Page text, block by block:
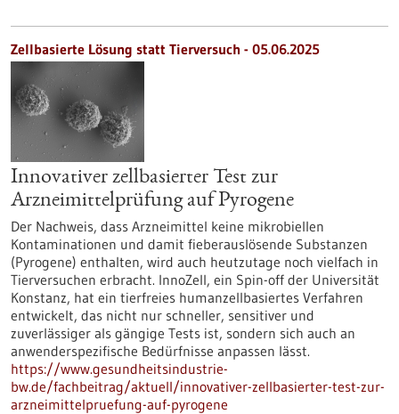
Zellbasierte Lösung statt Tierversuch - 05.06.2025
Innovativer zellbasierter Test zur
Arzneimittelprüfung auf Pyrogene
Der Nachweis, dass Arzneimittel keine mikrobiellen
Kontaminationen und damit fieberauslösende Substanzen
(Pyrogene) enthalten, wird auch heutzutage noch vielfach in
Tierversuchen erbracht. InnoZell, ein Spin-off der Universität
Konstanz, hat ein tierfreies humanzellbasiertes Verfahren
entwickelt, das nicht nur schneller, sensitiver und
zuverlässiger als gängige Tests ist, sondern sich auch an
anwenderspezifische Bedürfnisse anpassen lässt.
https://www.gesundheitsindustrie-
bw.de/fachbeitrag/aktuell/innovativer-zellbasierter-test-zur-
arzneimittelpruefung-auf-pyrogene